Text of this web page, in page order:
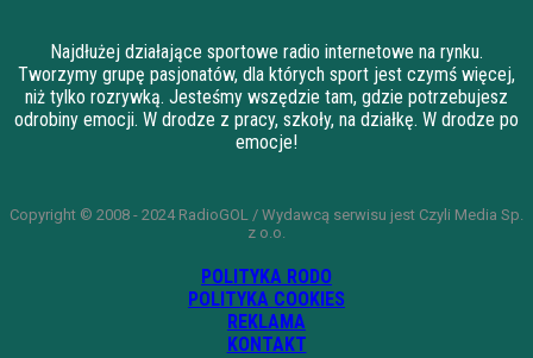
Najdłużej działające sportowe radio internetowe na rynku.
Tworzymy grupę pasjonatów, dla których sport jest czymś więcej,
niż tylko rozrywką. Jesteśmy wszędzie tam, gdzie potrzebujesz
odrobiny emocji. W drodze z pracy, szkoły, na działkę. W drodze po
emocje!
Copyright © 2008 - 2024 RadioGOL / Wydawcą serwisu jest Czyli Media Sp.
z o.o.
POLITYKA RODO
POLITYKA COOKIES
REKLAMA
KONTAKT